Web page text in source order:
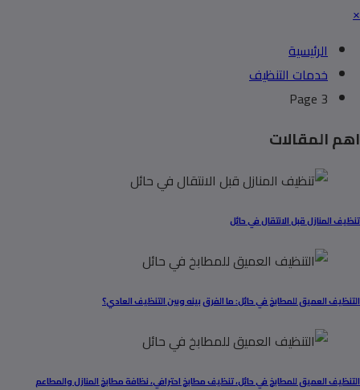
×
الرئيسية
خدمات التنظيف
Page 3
اهم المقالات
تنظيف المنازل قبل الانتقال في حائل
التنظيف العميق للمطابخ في حائل: ما الفرق بينه وبين التنظيف العادي؟
التنظيف العميق للمطابخ في حائل، تنظيف مطابخ احترافي، نظافة مطابخ المنازل والمطاعم